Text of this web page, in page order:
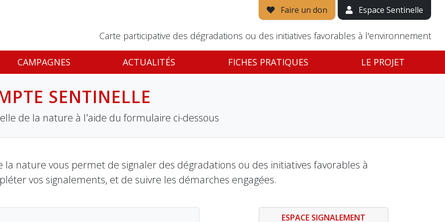
Faire un don Espace Sentinelle
Carte participative des dégradations ou des initiatives favorables à l'environnement
CAMPAGNES ACTUALITÉS FICHES PRATIQUES LE PROJET
SENTINELLE
de la nature à l'aide du formulaire ci-dessous
nature vous permet de signaler des dégradations ou des initiatives favorables à
vos signalements, et de suivre les démarches engagées.
ESPACE SIGNALEMENT